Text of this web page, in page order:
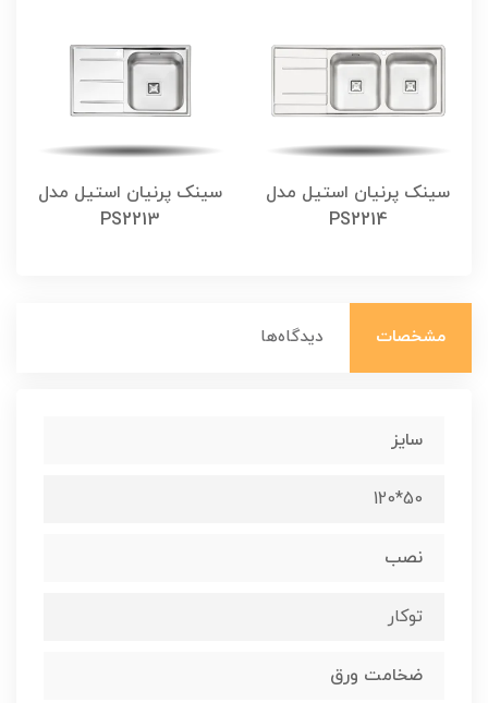
سینک پرنیان استیل مدل
PS2214
سینک پرنیان استیل مدل
PS2213
مشخصات دیدگاه‌ها
سایز
50*120
نصب
توکار
ضخامت ورق